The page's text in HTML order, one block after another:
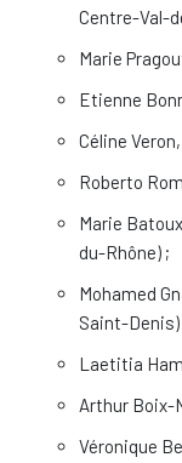
Centre-Val-
Marie
Etienne
Céline
Roberto
Marie
du-Rhône) ;
Mohamed
Saint-Denis)
Laetitia
Arthur Boix-
Véronique